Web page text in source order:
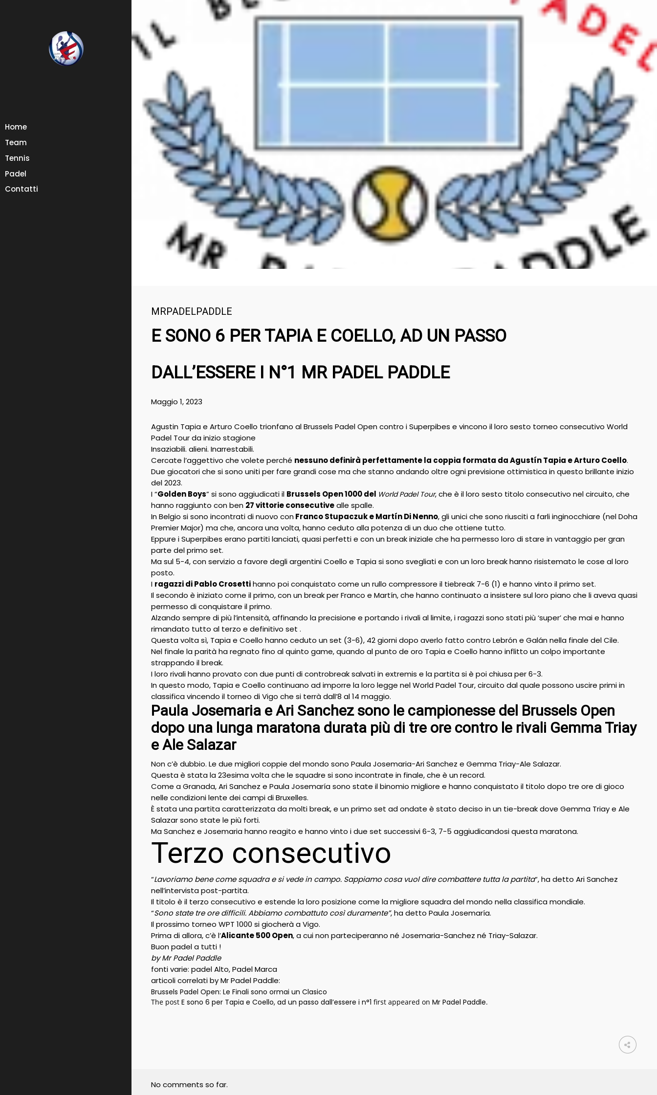
Home
Team
Tennis
Padel
Contatti
MRPADELPADDLE
E SONO 6 PER TAPIA E COELLO, AD UN PASSO
DALL’ESSERE I N°1 MR PADEL PADDLE
Maggio 1, 2023
Agustin Tapia e Arturo Coello trionfano al Brussels Padel Open contro i Superpibes e vincono il loro sesto torneo consecutivo World
Padel Tour da inizio stagione
Insaziabili. alieni. Inarrestabili.
Cercate l’aggettivo che volete perché nessuno definirà perfettamente la coppia formata da Agustín Tapia e Arturo Coello.
Due giocatori che si sono uniti per fare grandi cose ma che stanno andando oltre ogni previsione ottimistica in questo brillante inizio
del 2023.
I “Golden Boys” si sono aggiudicati il Brussels Open 1000 del World Padel Tour, che è il loro sesto titolo consecutivo nel circuito, che
hanno raggiunto con ben 27 vittorie consecutivealle spalle.
In Belgio si sono incontrati di nuovo conFranco Stupaczuk e Martín Di Nenno, gli unici che sono riusciti a farli inginocchiare (nel Doha
Premier Major) ma che, ancora una volta, hanno ceduto alla potenza di un duo che ottiene tutto.
Eppure i Superpibes erano partiti lanciati, quasi perfetti e con un break iniziale che ha permesso loro di stare in vantaggio per gran
parte del primo set.
Ma sul 5-4, con servizio a favore degli argentini Coello e Tapia si sono svegliati e con un loro break hanno risistemato le cose al loro
posto.
I ragazzi di Pablo Crosettihanno poi conquistato come un rullo compressore il tiebreak 7-6 (1) e hanno vinto il primo set.
Il secondo è iniziato come il primo, con un break per Franco e Martín, che hanno continuato a insistere sul loro piano che li aveva quasi
permesso di conquistare il primo.
Alzando sempre di più l’intensità, affinando la precisione e portando i rivali al limite, i ragazzi sono stati più ‘super’ che mai e hanno
rimandato tutto al terzo e definitivo set .
Questa volta sì, Tapia e Coello hanno ceduto un set (3-6), 42 giorni dopo averlo fatto contro Lebrón e Galán nella finale del Cile.
Nel finale la parità ha regnato fino al quinto game, quando al punto de oro Tapia e Coello hanno inflitto un colpo importante
strappando il break.
I loro rivali hanno provato con due punti di controbreak salvati in extremis e la partita si è poi chiusa per 6-3.
In questo modo, Tapia e Coello continuano ad imporre la loro legge nel World Padel Tour, circuito dal quale possono uscire primi in
classifica vincendo il torneo di Vigo che si terrà dall’8 al 14 maggio.
Paula Josemaria e Ari Sanchez sono le campionesse del Brussels Open
dopo una lunga maratona durata più di tre ore contro le rivali Gemma Triay
e Ale Salazar
Non c’è dubbio. Le due migliori coppie del mondo sono Paula Josemaria-Ari Sanchez e Gemma Triay-Ale Salazar.
Questa è stata la 23esima volta che le squadre si sono incontrate in finale, che è un record.
Come a Granada, Ari Sanchez e Paula Josemaría sono state il binomio migliore e hanno conquistato il titolo dopo tre ore di gioco
nelle condizioni lente dei campi di Bruxelles.
È stata una partita caratterizzata da molti break, e un primo set ad ondate è stato deciso in un tie-break dove Gemma Triay e Ale
Salazar sono state le più forti.
Ma Sanchez e Josemaria hanno reagito e hanno vinto i due set successivi 6-3, 7-5 aggiudicandosi questa maratona.
Terzo consecutivo
“Lavoriamo bene come squadra e si vede in campo. Sappiamo cosa vuol dire combattere tutta la partita“, ha detto Ari Sanchez
nell’intervista post-partita.
Il titolo è il terzo consecutivo e estende la loro posizione come la migliore squadra del mondo nella classifica mondiale.
“Sono state tre ore difficili. Abbiamo combattuto così duramente”, ha detto Paula Josemaría.
Il prossimo torneo WPT 1000 si giocherà a Vigo.
Prima di allora, c’è l’Alicante 500 Open, a cui non parteciperanno né Josemaria-Sanchez né Triay-Salazar.
Buon padel a tutti !
by Mr Padel Paddle
fonti varie: padel Alto, Padel Marca
articoli correlati by Mr Padel Paddle:
Brussels Padel Open: Le Finali sono ormai un Clasico
The post E sono 6 per Tapia e Coello, ad un passo dall’essere i n°1 first appeared on Mr Padel Paddle.
No comments so far.